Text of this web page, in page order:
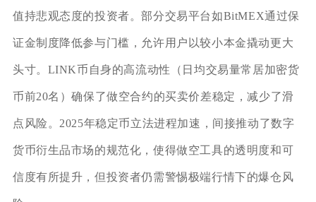
值持悲观态度的投资者。部分交易平台如BitMEX通过保
证金制度降低参与门槛，允许用户以较小本金撬动更大
头寸。LINK币自身的高流动性（日均交易量常居加密货
币前20名）确保了做空合约的买卖价差稳定，减少了滑
点风险。2025年稳定币立法进程加速，间接推动了数字
货币衍生品市场的规范化，使得做空工具的透明度和可
信度有所提升，但投资者仍需警惕极端行情下的爆仓风